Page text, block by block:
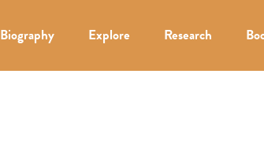
Biography Explore Research